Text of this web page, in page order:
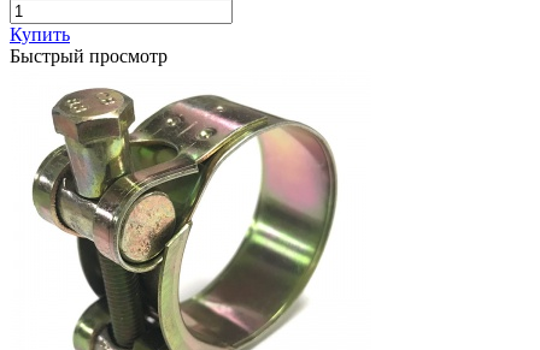
Купить
Быстрый просмотр